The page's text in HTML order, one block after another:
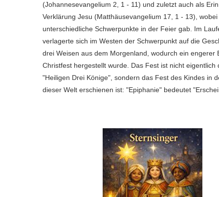
(Johannesevangelium 2, 1 - 11) und zuletzt auch als
Verklärung Jesu (Matthäusevangelium 17, 1 - 13),
unterschiedliche Schwerpunkte in der Feier gab. Im
verlagerte sich im Westen der Schwerpunkt auf die
drei Weisen aus dem Morgenland, wodurch ein engerer
Christfest hergestellt wurde. Das Fest ist nicht eigentlich
"Heiligen Drei Könige", sondern das Fest des Kindes in
dieser Welt erschienen ist: "Epiphanie" bedeutet